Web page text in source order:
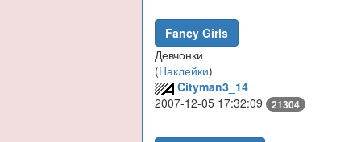
Fancy Girls
Девчонки
(Наклейки)
Cityman3_14
2007-12-05 17:32:09 21304